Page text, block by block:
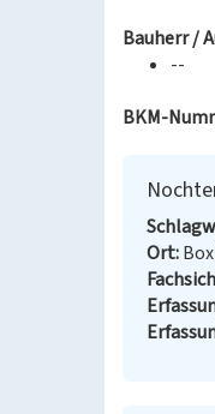
Bauherr /
--
BKM-
Ort